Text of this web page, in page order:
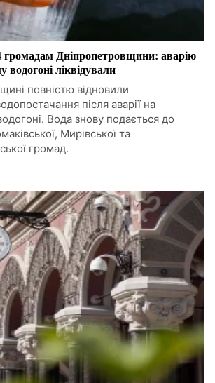
громадам Дніпропетровщини: аварію
водогоні ліквідували
повністю відновили
після аварії на
Вода знову подається до
Мирівської та
громад.